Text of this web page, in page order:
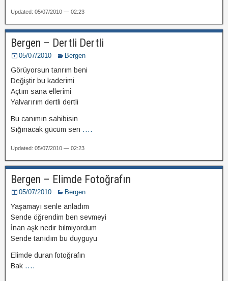
Updated: 05/07/2010 — 02:23
Bergen – Dertli Dertli
05/07/2010 Bergen
Görüyorsun tanrım beni
Değiştir bu kaderimi
Açtım sana ellerimi
Yalvarırım dertli dertli
Bu canımın sahibisin
Sığınacak gücüm sen ....
Updated: 05/07/2010 — 02:23
Bergen – Elimde Fotoğrafın
05/07/2010 Bergen
Yaşamayı senle anladım
Sende öğrendim ben sevmeyi
İnan aşk nedir bilmiyordum
Sende tanıdım bu duyguyu
Elimde duran fotoğrafın
Bak ....